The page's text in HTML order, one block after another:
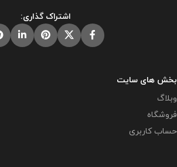
اشتراک گذاری:
بخش های سایت
وبلاگ
فروشگاه
حساب کاربری